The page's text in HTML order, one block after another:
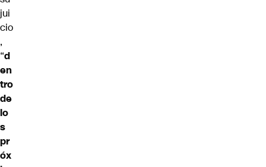
jui
cio
,
“d
en
tro
de
lo
s
pr
óx